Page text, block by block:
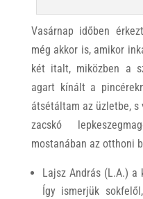
Vasárnap időben
még akkor is, amikor
két italt, miközben a
agart kínált a
átsétáltam az üzletbe,
zacskó
mostanában az otthoni
Lajsz András (L.A.) a
Így ismerjük